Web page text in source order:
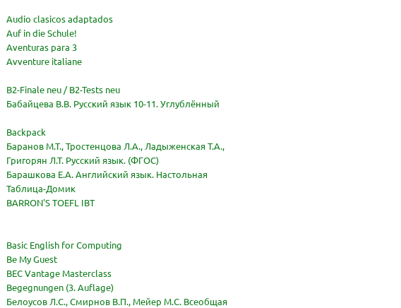
Audio clasicos adaptados
Auf in die Schule!
Aventuras para 3
Avventure italiane
B2-Finale neu / B2-Tests neu
Бабайцева В.В. Русский язык 10-11. Углублённый
Backpack
Баранов М.Т., Тростенцова Л.А., Ладыженская Т.А.,
Григорян Л.Т. Русский язык. (ФГОС)
Барашкова Е.А. Английский язык. Настольная
Таблица-Домик
BARRON'S TOEFL IBT
Basic English for Computing
Be My Guest
BEC Vantage Masterclass
Begegnungen (3. Auflage)
Белоусов Л.С., Смирнов В.П., Мейер М.С. Всеобщая
политикой
политикой